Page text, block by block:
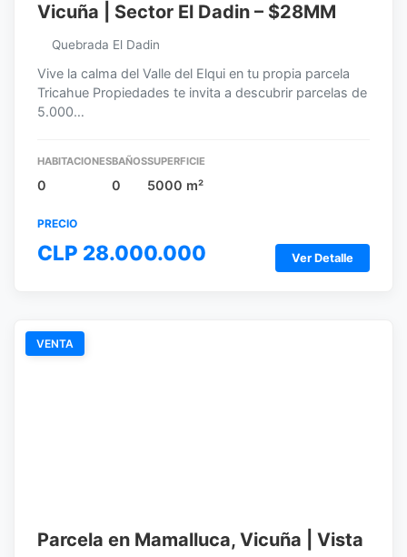
Vicuña | Sector El Dadin – $28MM
Quebrada El Dadin
Vive la calma del Valle del Elqui en tu propia parcela
Tricahue Propiedades te invita a descubrir parcelas de
5.000…
HABITACIONES
0
BAÑOS
0
SUPERFICIE
5000 m²
PRECIO
CLP 28.000.000 Ver Detalle
VENTA
Parcela en Mamalluca, Vicuña | Vista